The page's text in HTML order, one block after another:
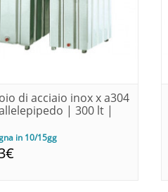
di acciaio inox x a304
| 300 lt |
in 10/15gg